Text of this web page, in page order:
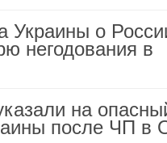
Украины о
негодования в
на
после ЧП в